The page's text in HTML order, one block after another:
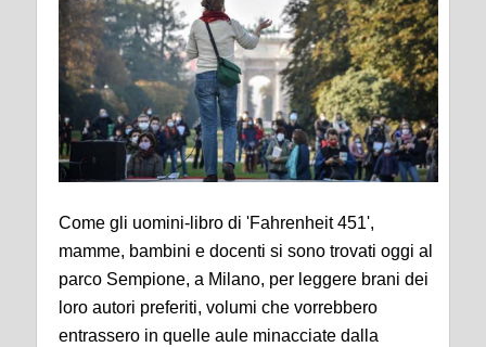
Come gli uomini-libro di 'Fahrenheit 451',
mamme, bambini e docenti si sono trovati oggi al
parco Sempione, a Milano, per leggere brani dei
loro autori preferiti, volumi che vorrebbero
entrassero in quelle aule minacciate dalla